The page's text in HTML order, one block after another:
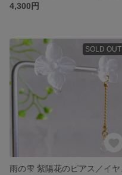
4,300円
SOLD OUT